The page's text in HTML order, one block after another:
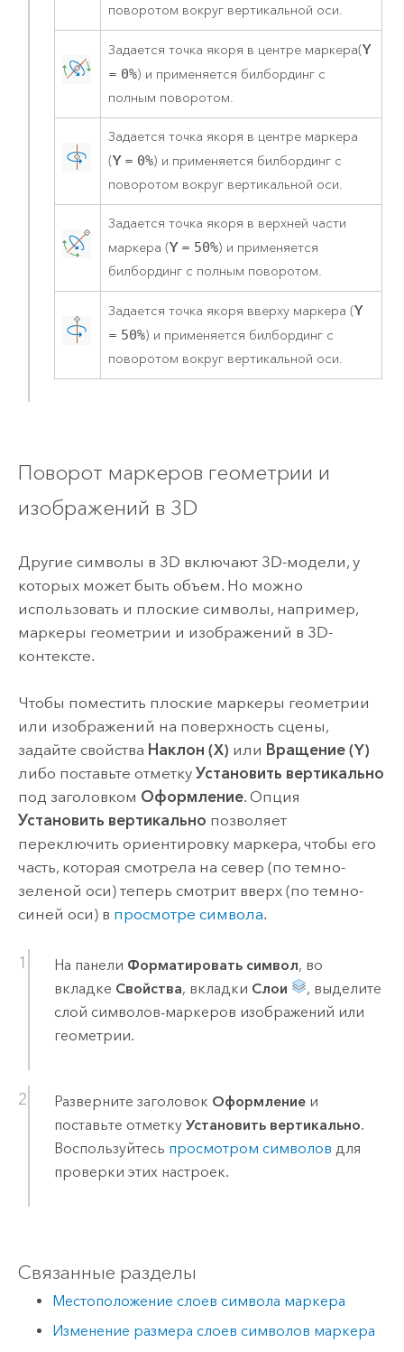
поворотом вокруг вертикальной оси.
Задается точка якоря в центре маркера(Y
= 0%) и применяется билбординг с
полным поворотом.
Задается точка якоря в центре маркера
(Y= 0%) и применяется билбординг с
поворотом вокруг вертикальной оси.
Задается точка якоря в верхней части
маркера (Y= 50%) и применяется
билбординг с полным поворотом.
Задается точка якоря вверху маркера (Y
= 50%) и применяется билбординг с
поворотом вокруг вертикальной оси.
Поворот маркеров геометрии и
изображений в 3D
Другие символы в 3D включают 3D-модели, у
которых может быть объем. Но можно
использовать и плоские символы, например,
маркеры геометрии и изображений в 3D-
контексте.
Чтобы поместить плоские маркеры геометрии
или изображений на поверхность сцены,
задайте свойства Наклон (X) или Вращение (Y)
либо поставьте отметку Установить вертикально
под заголовком Оформление. Опция
Установить вертикально позволяет
переключить ориентировку маркера, чтобы его
часть, которая смотрела на север (по темно-
зеленой оси) теперь смотрит вверх (по темно-
синей оси) в просмотре символа.
На панели Форматировать символ, во
вкладке Свойства, вкладки Слои
, выделите
слой символов-маркеров изображений или
геометрии.
Разверните заголовок Оформление и
поставьте отметку Установить вертикально.
Воспользуйтесь просмотром символов для
проверки этих настроек.
Связанные разделы
Местоположение слоев символа маркера
Изменение размера слоев символов маркера